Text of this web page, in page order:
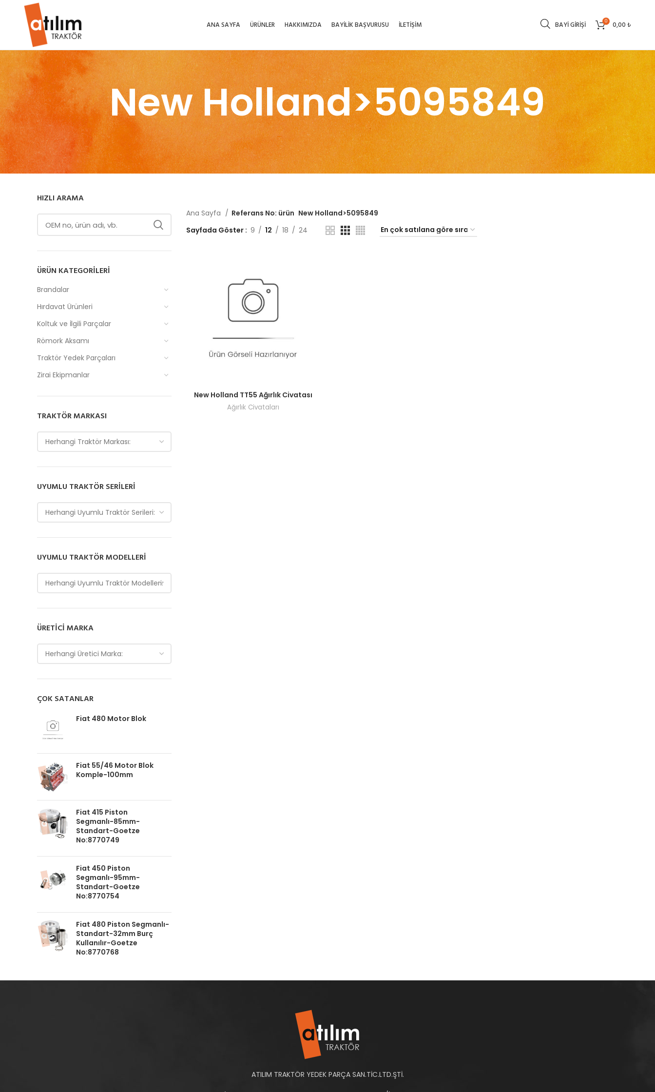
ANA SAYFA ÜRÜNLER HAKKIMIZDA BAYİLİK BAŞVURUSU İLETİŞİM BAYI GIRIŞI 0 0,00₺
New Holland>5095849
HIZLI ARAMA
ÜRÜN KATEGORILERI
Brandalar
Hırdavat Ürünleri
Koltuk ve İlgili Parçalar
Römork Aksamı
Traktör Yedek Parçaları
Zirai Ekipmanlar
TRAKTÖR MARKASI
Herhangi Traktör Markası:
UYUMLU TRAKTÖR SERILERI
Herhangi Uyumlu Traktör Serileri:
UYUMLU TRAKTÖR MODELLERI
Herhangi Uyumlu Traktör Modelleri:
ÜRETICI MARKA
Herhangi Üretici Marka:
ÇOK SATANLAR
Fiat 480 Motor Blok
Fiat 55/46 Motor Blok
Komple-100mm
Fiat 415 Piston
Segmanlı-85mm-
Standart-Goetze
No:8770749
Fiat 450 Piston
Segmanlı-95mm-
Standart-Goetze
No:8770754
Fiat 480 Piston Segmanlı-
Standart-32mm Burç
Kullanılır-Goetze
No:8770768
Ana Sayfa Referans No: ürün New Holland>5095849
Sayfada Göster
9 12 18 24
Fiyatları görmek için bayi girişi yapın.
New Holland TT55 Ağırlık Civatası
Ağırlık Civataları
ATILIM TRAKTÖR YEDEK PARÇA SAN.TİC.LTD.ŞTİ.